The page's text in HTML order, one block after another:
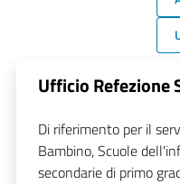
Ufficio Refezione
Di riferimento per il
Bambino, Scuole
secondarie di primo